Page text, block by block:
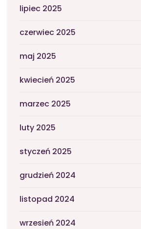
lipiec 2025
czerwiec 2025
maj 2025
kwiecień 2025
marzec 2025
luty 2025
styczeń 2025
grudzień 2024
listopad 2024
wrzesień 2024